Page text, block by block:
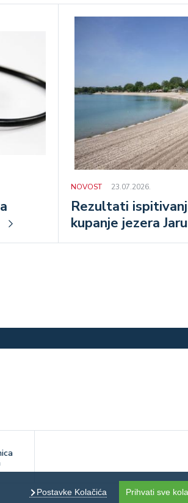
NOVOST 23.07.2026.
Rezultati
kupanje jezera
Postavke Kolačića Prihvati sve